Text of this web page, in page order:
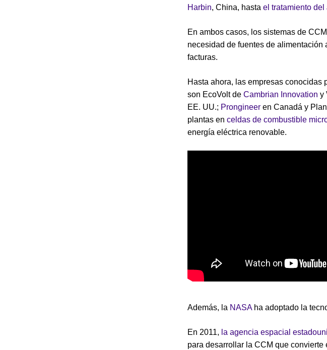
Harbin, China, hasta el tratamiento
En ambos casos, los sistemas de
necesidad de fuentes de
facturas.
Hasta ahora, las empresas conocidas
son EcoVolt de Cambrian Innovation y
EE. UU.; Prongineer en Canadá y
plantas en celdas de combustible
energía eléctrica renovable.
Además, la NASAha adoptado la
En 2011, la agencia espacial
para desarrollar la CCM que